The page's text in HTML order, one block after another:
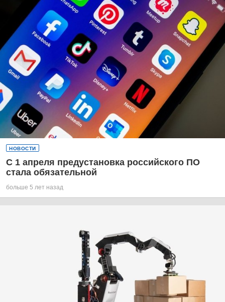
НОВОСТИ
С 1 апреля предустановка российского ПО
стала обязательной
больше 5 лет назад